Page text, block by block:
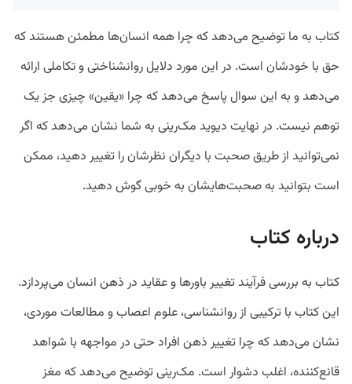
کتاب به ما توضیح می‌دهد که چرا همه انسان‌ها مطمئن هستند که
حق با خودشان است. در این مورد دلایل روانشناختی و تکاملی ارائه
می‌دهد و به این سوال پاسخ می‌دهد که چرا «یقین» چیزی جز یک
توهم نیست. در نهایت دیوید مک‌رینی به شما نشان می‌دهد که اگر
نمی‌توانید از طریق صحبت با دیگران نظرشان را تغییر دهید، ممکن
است بتوانید به صحبت‌هایشان به خوبی گوش دهید.
درباره کتاب
کتاب به بررسی فرآیند تغییر باورها و عقاید در ذهن انسان می‌پردازد.
این کتاب با ترکیبی از روانشناسی، علوم اعصاب و مطالعات موردی،
نشان می‌دهد که چرا تغییر ذهن افراد حتی در مواجهه با شواهد
قانع‌کننده، اغلب دشوار است. مک‌رینی توضیح می‌دهد که مغز